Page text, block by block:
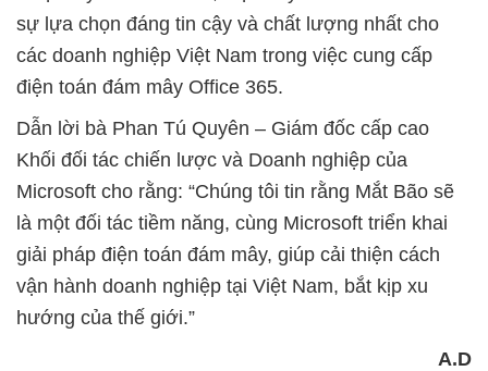
sự lựa chọn đáng tin cậy và chất lượng nhất cho
các doanh nghiệp Việt Nam trong việc cung cấp
điện toán đám mây Office 365.
Dẫn lời bà Phan Tú Quyên – Giám đốc cấp cao
Khối đối tác chiến lược và Doanh nghiệp của
Microsoft cho rằng: “Chúng tôi tin rằng Mắt Bão sẽ
là một đối tác tiềm năng, cùng Microsoft triển khai
giải pháp điện toán đám mây, giúp cải thiện cách
vận hành doanh nghiệp tại Việt Nam, bắt kịp xu
hướng của thế giới.”
A.D